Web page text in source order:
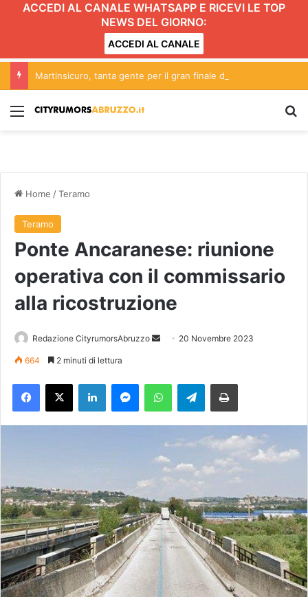
ACCEDI AL CANALE WHATSAPP E RICEVI LE TOP
NEWS DEL GIORNO:
ACCEDI AL CANALE
Menu
Home /Teramo
Teramo
Ponte Ancaranese: riunione
operativa con il commissario
alla ricostruzione
Redazione CityrumorsAbruzzo
a
'
e
a
i
l
20 Novembre 2023
664 2 minuti di lettura
Telegram